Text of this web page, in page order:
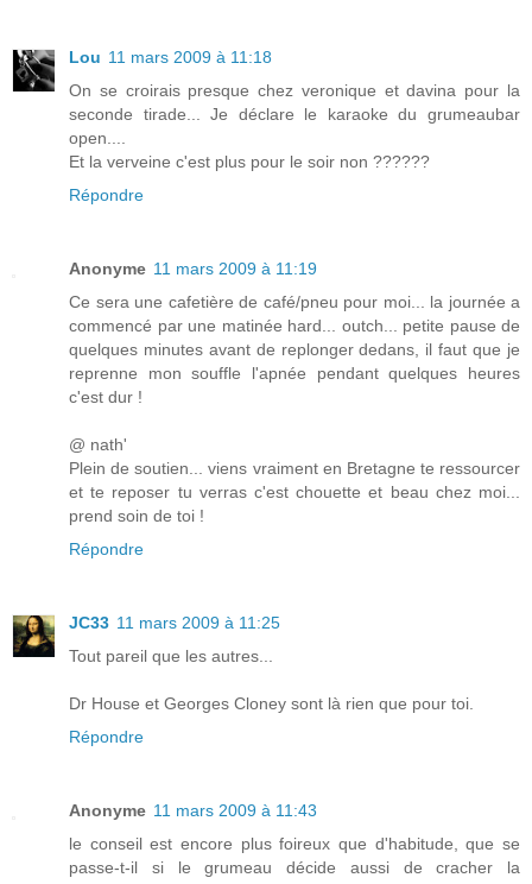
Lou 11 mars 2009 à 11:18
On se croirais presque chez veronique et davina pour la
seconde tirade... Je déclare le karaoke du grumeaubar
open....
Et la verveine c'est plus pour le soir non ??????
Répondre
Anonyme 11 mars 2009 à 11:19
Ce sera une cafetière de café/pneu pour moi... la journée a
commencé par une matinée hard... outch... petite pause de
quelques minutes avant de replonger dedans, il faut que je
reprenne mon souffle l'apnée pendant quelques heures
c'est dur !
@ nath'
Plein de soutien... viens vraiment en Bretagne te ressourcer
et te reposer tu verras c'est chouette et beau chez moi...
prend soin de toi !
Répondre
JC33 11 mars 2009 à 11:25
Tout pareil que les autres...
Dr House et Georges Cloney sont là rien que pour toi.
Répondre
Anonyme 11 mars 2009 à 11:43
le conseil est encore plus foireux que d'habitude, que se
passe-t-il si le grumeau décide aussi de cracher la